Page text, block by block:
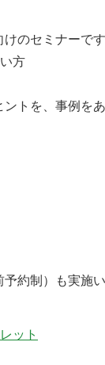
のセミナーです
方
トを、事例を
約制）も実施い
ット